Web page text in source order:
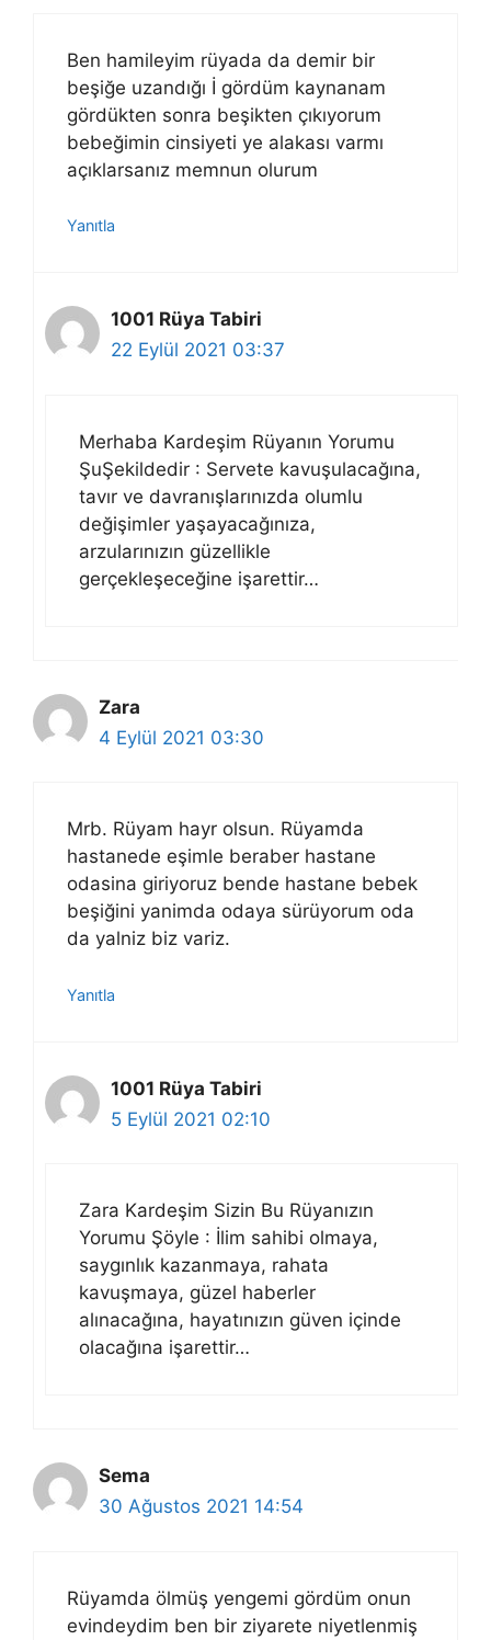
Ben hamileyim rüyada da demir bir
beşiğe uzandığı İ gördüm kaynanam
gördükten sonra beşikten çıkıyorum
bebeğimin cinsiyeti ye alakası varmı
açıklarsanız memnun olurum
Yanıtla
1001 Rüya Tabiri
22 Eylül 2021 03:37
Merhaba Kardeşim Rüyanın Yorumu
ŞuŞekildedir : Servete kavuşulacağına,
tavır ve davranışlarınızda olumlu
değişimler yaşayacağınıza,
arzularınızın güzellikle
gerçekleşeceğine işarettir…
Zara
4 Eylül 2021 03:30
Mrb. Rüyam hayr olsun. Rüyamda
hastanede eşimle beraber hastane
odasina giriyoruz bende hastane bebek
beşiğini yanimda odaya sürüyorum oda
da yalniz biz variz.
Yanıtla
1001 Rüya Tabiri
5 Eylül 2021 02:10
Zara Kardeşim Sizin Bu Rüyanızın
Yorumu Şöyle : İlim sahibi olmaya,
saygınlık kazanmaya, rahata
kavuşmaya, güzel haberler
alınacağına, hayatınızın güven içinde
olacağına işarettir…
Sema
30 Ağustos 2021 14:54
Rüyamda ölmüş yengemi gördüm onun
evindeydim ben bir ziyarete niyetlenmiş